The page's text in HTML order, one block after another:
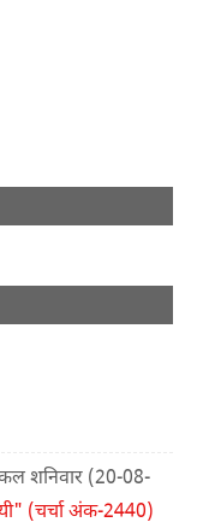
कल शनिवार (20-08-
(चर्चा अंक-2440)